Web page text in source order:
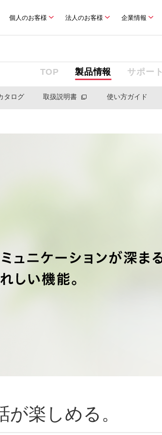
個人のお客様 法人のお客様 企業情報
TOP 製品情報 サポート
タログ 取扱説明書 使い方ガイド
楽しめる。